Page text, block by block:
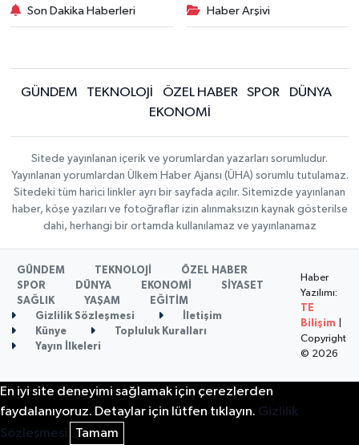
Son Dakika Haberleri Haber Arşivi
GÜNDEM TEKNOLOJİ ÖZEL HABER SPOR
DÜNYA
EKONOMİ
Sitede yayınlanan içerik ve yorumlardan yazarları sorumludur.
Yayınlanan yorumlardan Ülkem Haber Ajansı (ÜHA) sorumlu tutulamaz.
Sitedeki tüm harici linkler ayrı bir sayfada açılır. Sitemizde yayınlanan
haber, köşe yazıları ve fotoğraflar izin alınmaksızın kaynak gösterilse
dahi, herhangi bir ortamda kullanılamaz ve yayınlanamaz
GÜNDEM TEKNOLOJİ
ÖZEL HABER
SPOR
DÜNYA EKONOMİ
SİYASET
SAĞLIK
YAŞAM
EĞİTİM
Gizlilik Sözleşmesi
İletişim
Künye
Topluluk Kuralları
Yayın İlkeleri
Haber
Yazılımı:
TE
Bilişim
Copyright
© 2026
En iyi site deneyimi sağlamak için çerezlerden
faydalanıyoruz. Detaylar için lütfen tıklayın. Gizlilik
Sözleşmesi
Tamam